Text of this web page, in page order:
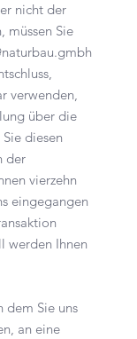
nicht der
müssen Sie
verwenden,
über die
diesen
der
vierzehn
eingegangen
werden Ihnen
dem Sie uns
an eine